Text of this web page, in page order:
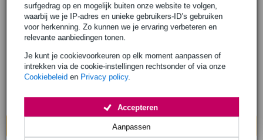
surfgedrag op en mogelijk buiten onze website te volgen,
waarbij we je IP-adres en unieke gebruikers-ID’s gebruiken
voor herkenning. Zo kunnen we je ervaring verbeteren en
relevante aanbiedingen tonen.
Je kunt je cookievoorkeuren op elk moment aanpassen of
intrekken via de cookie-instellingen rechtsonder of via onze
Cookiebeleid en Privacy policy.
Aanpassen
Accepteren
2 reviews
Analog Cases PULSE Case For 16 inch
Adviesprijs € 108,-
Op voorraad bij de leverancier
In mijn winkelwagen